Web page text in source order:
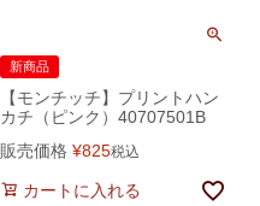
新商品
【モンチッチ】プリントハン
カチ（ピンク）40707501B
販売価格 ¥825税込
カートに入れる